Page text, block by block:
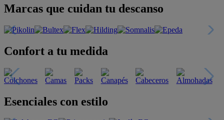
Marcas que cuidan tu descanso
Confort a tu medida
Esenciales con estilo